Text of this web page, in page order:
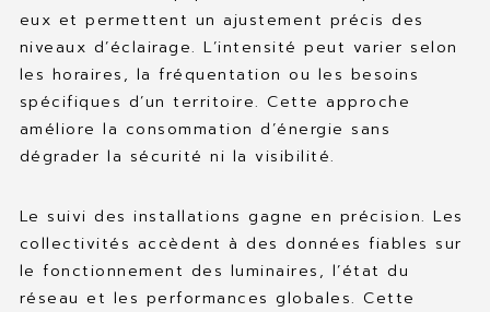
eux et permettent un ajustement précis des
niveaux d’éclairage. L’intensité peut varier selon
les horaires, la fréquentation ou les besoins
spécifiques d’un territoire. Cette approche
améliore la consommation d’énergie sans
dégrader la sécurité ni la visibilité.
Le suivi des installations gagne en précision. Les
collectivités accèdent à des données fiables sur
le fonctionnement des luminaires, l’état du
réseau et les performances globales. Cette